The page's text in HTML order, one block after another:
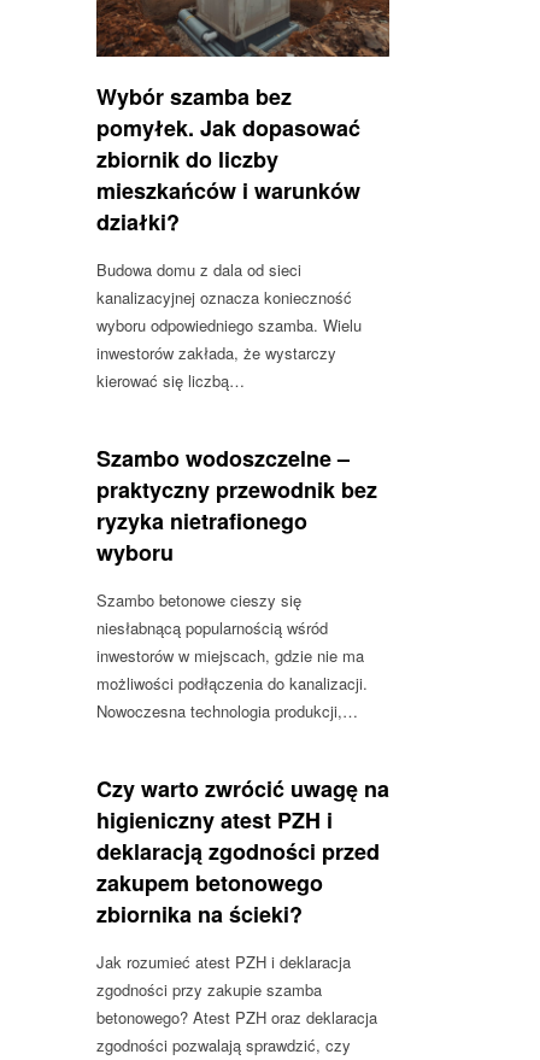
Wybór szamba bez
pomyłek. Jak dopasować
zbiornik do liczby
mieszkańców i warunków
działki?
Budowa domu z dala od sieci
kanalizacyjnej oznacza konieczność
wyboru odpowiedniego szamba. Wielu
inwestorów zakłada, że wystarczy
kierować się liczbą…
Szambo wodoszczelne –
praktyczny przewodnik bez
ryzyka nietrafionego
wyboru
Szambo betonowe cieszy się
niesłabnącą popularnością wśród
inwestorów w miejscach, gdzie nie ma
możliwości podłączenia do kanalizacji.
Nowoczesna technologia produkcji,…
Czy warto zwrócić uwagę na
higieniczny atest PZH i
deklaracją zgodności przed
zakupem betonowego
zbiornika na ścieki?
Jak rozumieć atest PZH i deklaracja
zgodności przy zakupie szamba
betonowego? Atest PZH oraz deklaracja
zgodności pozwalają sprawdzić, czy